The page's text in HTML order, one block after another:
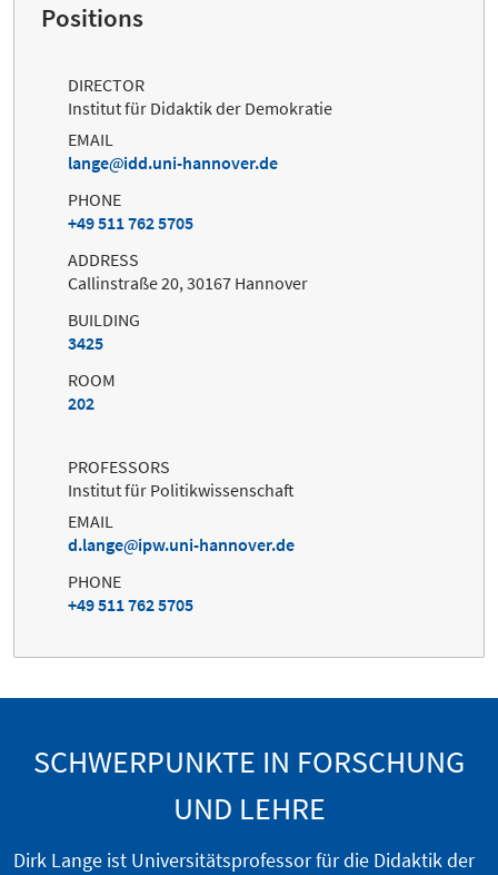
Positions
DIRECTOR
Institut für Didaktik der Demokratie
EMAIL
lange
idd.uni-hannover.de
PHONE
+49 511 762 5705
ADDRESS
Callinstraße 20, 30167 Hannover
BUILDING
3425
ROOM
202
PROFESSORS
Institut für Politikwissenschaft
EMAIL
d.lange
ipw.uni-hannover.de
PHONE
+49 511 762 5705
SCHWERPUNKTE IN FORSCHUNG
UND LEHRE
Dirk Lange ist Universitätsprofessor für die Didaktik der